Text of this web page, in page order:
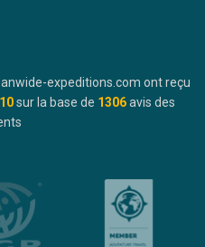
expeditions.com ont reçu
sur la base de 1306avis des